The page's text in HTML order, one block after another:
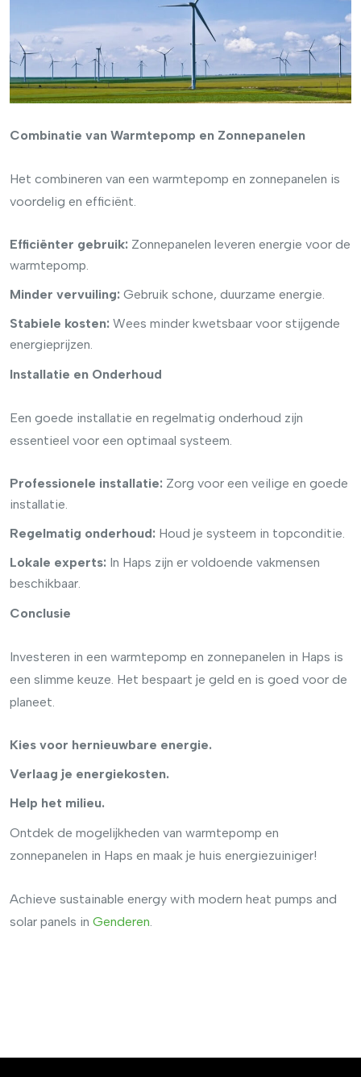
Combinatie van Warmtepomp en Zonnepanelen
Het combineren van een warmtepomp en zonnepanelen is
voordelig en efficiënt.
Efficiënter gebruik: Zonnepanelen leveren energie voor de
warmtepomp.
Minder vervuiling: Gebruik schone, duurzame energie.
Stabiele kosten: Wees minder kwetsbaar voor stijgende
energieprijzen.
Installatie en Onderhoud
Een goede installatie en regelmatig onderhoud zijn
essentieel voor een optimaal systeem.
Professionele installatie: Zorg voor een veilige en goede
installatie.
Regelmatig onderhoud: Houd je systeem in topconditie.
Lokale experts: In Haps zijn er voldoende vakmensen
beschikbaar.
Conclusie
Investeren in een warmtepomp en zonnepanelen in Haps is
een slimme keuze. Het bespaart je geld en is goed voor de
planeet.
Kies voor hernieuwbare energie.
Verlaag je energiekosten.
Help het milieu.
Ontdek de mogelijkheden van warmtepomp en
zonnepanelen in Haps en maak je huis energiezuiniger!
Achieve sustainable energy with modern heat pumps and
solar panels in Genderen.